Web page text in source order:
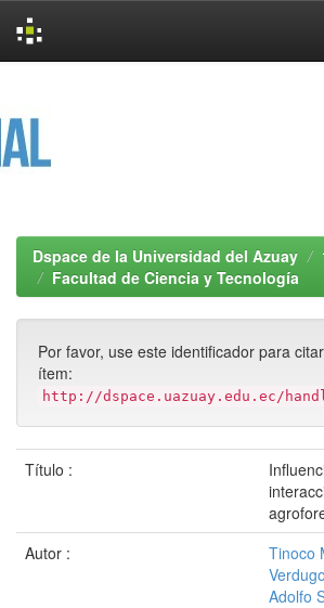
Dspace de la Universidad del Azuay
Facultad de Ciencia y Tecnología
Por favor, use este identificador para
ítem:
http://dspace.uazuay.edu.ec/
Título :
Autor :
Tinoco
Adolfo